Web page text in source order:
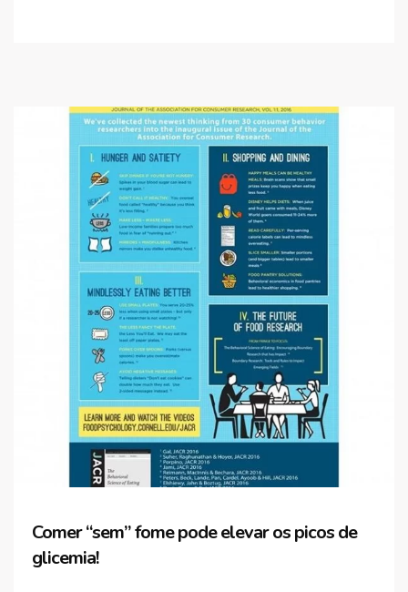
Comer “sem” fome pode elevar os picos de
glicemia!